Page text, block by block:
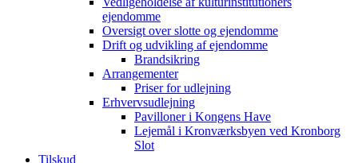
ejendomme
Oversigt over slotte og ejendomme
Drift og udvikling af ejendomme
Brandsikring
Arrangementer
Priser for udlejning
Erhvervsudlejning
Pavilloner i Kongens Have
Lejemål i Kronværksbyen ved Kronborg
Slot
Tilskud